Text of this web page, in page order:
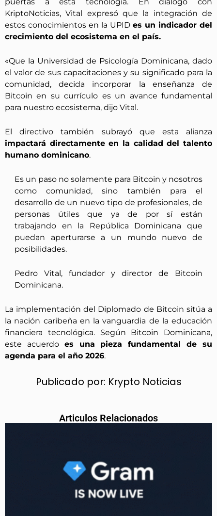
KriptoNoticias, Vital expresó que la integración de
estos conocimientos en la UPID es un indicador del
crecimiento del ecosistema en el país.
«Que la Universidad de Psicología Dominicana, dado
el valor de sus capacitaciones y su significado para la
comunidad, decida incorporar la enseñanza de
Bitcoin en su currículo es un avance fundamental
para nuestro ecosistema, dijo Vital.
El directivo también subrayó que esta alianza
impactará directamente en la calidad del talento
humano dominicano.
Es un paso no solamente para Bitcoin y nosotros
como comunidad, sino también para el
desarrollo de un nuevo tipo de profesionales, de
personas útiles que ya de por sí están
trabajando en la República Dominicana que
puedan aperturarse a un mundo nuevo de
posibilidades.
Pedro Vital, fundador y director de Bitcoin
Dominicana.
La implementación del Diplomado de Bitcoin sitúa a
la nación caribeña en la vanguardia de la educación
financiera tecnológica. Según Bitcoin Dominicana,
este acuerdo es una pieza fundamental de su
agenda para el año 2026.
Publicado por: Krypto Noticias
Articulos Relacionados